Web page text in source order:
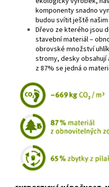
komponenty snadno
budou svítit ještě
Dřevo ze kterého jsou
stavební materiál –
obrovské množství
stromy, desky obsahují
z 87% se jedná o